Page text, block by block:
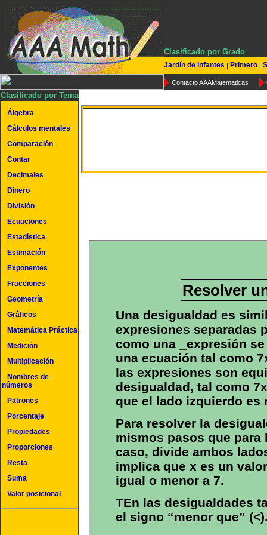
Clasificado por Grado
Jardín de infantes | Primero |
Contacto AAAMatematicas
Clasificado por Tema
Álgebra
Cálculos mentales
Comparación
Contar
Decimales
Dinero
División
Ecuaciones
Estadística
Estimación
Exponentes
Fracciones
Geometría
Gráficos
Matemática Práctica
Medición
Multiplicación
Nombres de
números
Patrones
Porcentaje
Propiedades
Proporciones
Resta
Suma
Valor posicional
Resolver
Una desigualdad es
expresiones separadas
como una _expresión
una ecuación tal como
las expresiones son
desigualdad, tal como
que el lado izquierdo es
Para resolver la
mismos pasos que para
caso, divide ambos
implica que x es un
igual o menor a 7.
TEn las desigualdades
el signo “menor que”